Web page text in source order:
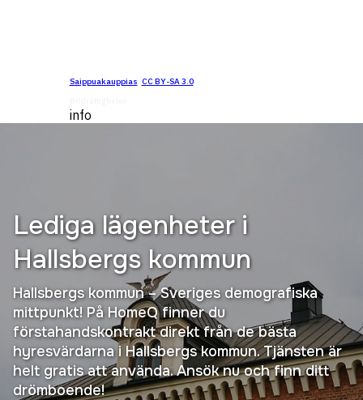
Saippuakauppias CC BY-SA 3.0, via Wikimedia Commons
info
Lediga lägenheter i
Hallsbergs kommun
Hallsbergs kommun – Sveriges demografiska
mittpunkt! På HomeQ finner du
förstahandskontrakt direkt från de bästa
hyresvärdarna i Hallsbergs kommun. Tjänsten är
helt gratis att använda. Ansök nu och finn ditt
drömboende!